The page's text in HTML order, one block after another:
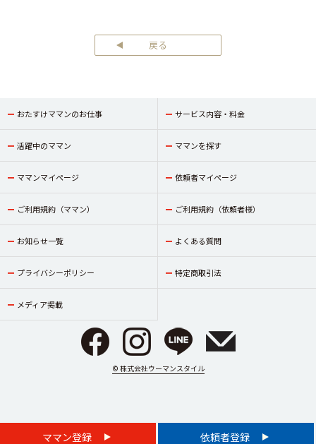
戻る
ママン登録 依頼者登録
おたすけママンのお仕事 サービス内容・料金
活躍中のママン ママンを探す
ママンマイページ 依頼者マイページ
ご利用規約（ママン） ご利用規約（依頼者様）
お知らせ一覧 よくある質問
プライバシーポリシー 特定商取引法
メディア掲載
© 株式会社ウーマンスタイル